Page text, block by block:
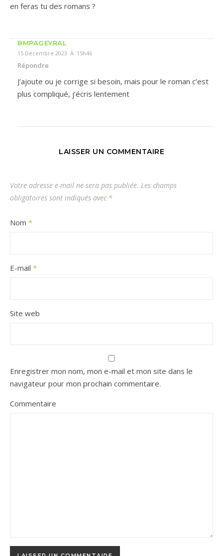
en feras tu des romans ?
BMPAGEYRAL
15 Décembre 2023 À 15h46
Répondre
J’ajoute ou je corrige si besoin, mais pour le roman c’est
plus compliqué, j’écris lentement
LAISSER UN COMMENTAIRE
Votre adresse e-mail ne sera pas publiée. Les champs
obligatoires sont indiqués avec *
Nom *
E-mail *
Site web
Enregistrer mon nom, mon e-mail et mon site dans le
navigateur pour mon prochain commentaire.
Commentaire